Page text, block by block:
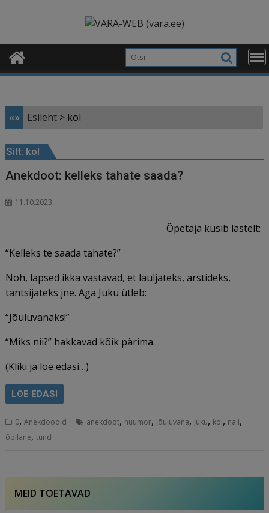
«» Esileht > kol
Silt: kol
Anekdoot: kelleks tahate saada?
11.10.2023
Õpetaja küsib lastelt:
“Kelleks te saada tahate?”
Noh, lapsed ikka vastavad, et lauljateks, arstideks,
tantsijateks jne. Aga Juku ütleb:
“Jõuluvanaks!”
“Miks nii?” hakkavad kõik pärima.
(Kliki ja loe edasi…)
LOE EDASI
0,Anekdoodid anekdoot, huumor, jõuluvana, Juku, kol, nali,
õpilane,tund
MEID TOETAVAD